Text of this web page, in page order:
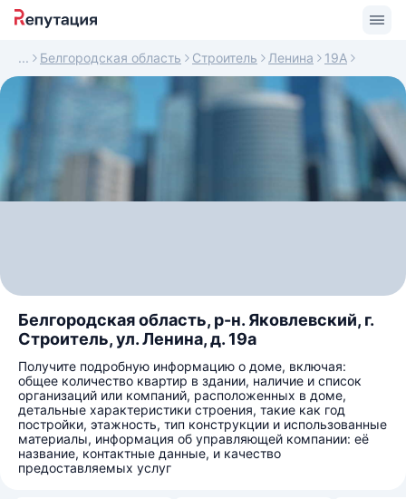
Белгородская область Строитель Ленина 19А
Белгородская область, р-н. Яковлевский, г.
Строитель, ул. Ленина, д. 19а
Получите подробную информацию о доме, включая:
общее количество квартир в здании, наличие и список
организаций или компаний, расположенных в доме,
детальные характеристики строения, такие как год
постройки, этажность, тип конструкции и использованные
материалы, информация об управляющей компании: её
название, контактные данные, и качество
предоставляемых услуг